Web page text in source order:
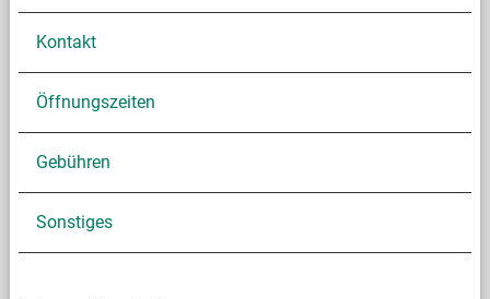
Kontakt
Öffnungszeiten
Gebühren
Sonstiges